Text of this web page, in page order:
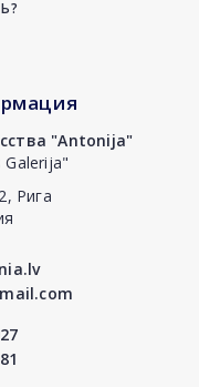
"Antonija"
Galerija"
Рига